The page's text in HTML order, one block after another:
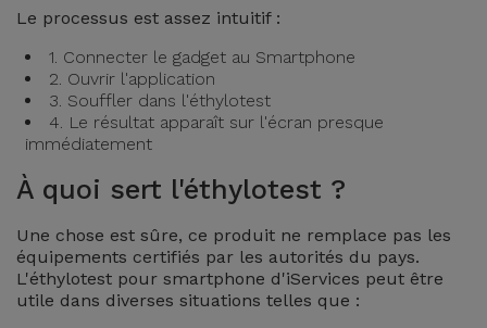
Autres
Voir
tout
Bracelets
Chaînes
de
Téléphone
Gadgets
Hygiène
et
Maison
Le processus est assez intuitif :
1. Connecter le gadget au Smartphone
2. Ouvrir l'application
3. Souffler dans l'éthylotest
4. Le résultat apparaît sur l'écran presque
immédiatement
À quoi sert l'éthylotest ?
Une chose est sûre, ce produit ne remplace pas les
équipements certifiés par les autorités du pays.
L'éthylotest pour smartphone d'iServices peut être
utile dans diverses situations telles que :